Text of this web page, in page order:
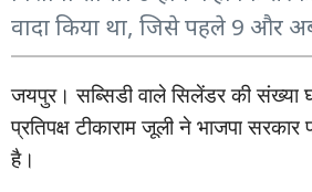
वादा किया था, जिसे पहले 9 और
जयपुर। सब्सिडीवालेसिलेंडरकीसंख्या
प्रतिपक्षटीकारामजूलीनेभाजपासरकार
है।